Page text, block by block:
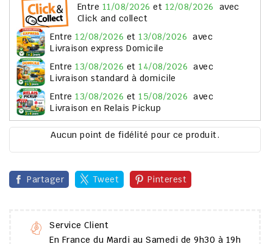
entre 11/08/2026 et 12/08/2026
avec
Click and collect
entre 12/08/2026 et 13/08/2026 avec
Livraison express Domicile
entre 13/08/2026 et 14/08/2026 avec
Livraison standard à domicile
entre 13/08/2026 et 15/08/2026 avec
Livraison en Relais Pickup
Aucun point de fidélité pour ce produit.
Partager Tweet Pinterest
Service Client
En France du Mardi au Samedi de 9h30 à 19h